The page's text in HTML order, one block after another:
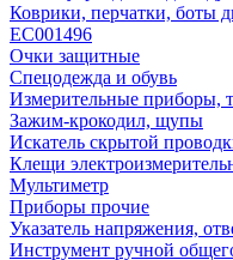
Коврики, перчатки, боты
EC001496
Очки защитные
Спецодежда и обувь
Измерительные приборы,
Зажим-крокодил, щупы
Искатель скрытой
Клещи
Мультиметр
Приборы прочие
Указатель напряжения,
Инструмент ручной